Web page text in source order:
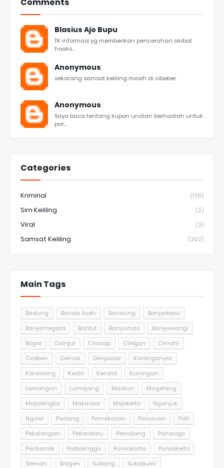
Blasius Ajo Bupu
TK informasi yg memberikan pencerahan akibat
hoaks...
Anonymous
sekarang samsat keliling masih di cibeber
Anonymous
Saya baca tentang kupon undian berhadiah untuk
par...
Categories
Kriminal (136)
Sim Keliling (2)
Viral (3)
Samsat Keliling (302)
Main Tags
Badung Banda Aceh Bandung
Banjarbaru
Banjarnegara
Bantul Banyumas
Banyuwangi
Bogor
Cianjur Cilacap Cilegon
Cimahi
Cirebon
Demak Denpasar
Karanganyar
Karawang
Kediri Kendal
Kuningan
Lamongan
Lumajang Madiun
Magelang
Majalengka
Makassar Mojokerto
Nganjuk
Ngawi
Padang Pamekasan Pasuruan
Pati
Pekalongan
Pekanbaru Pemalang
Ponorogo
Pontianak
Probolinggo Purwakarta
Purwokerto
Sleman
Sragen Subang
Sukabumi